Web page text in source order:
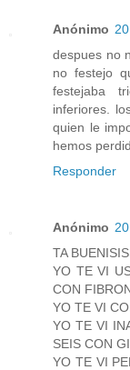
Anónimo
despues no
no festejo
festejaba
inferiores.
quien le
hemos
Responder
Anónimo
TA
YO TE VI
CON
YO TE VI
YO TE VI
SEIS CON
YO TE VI